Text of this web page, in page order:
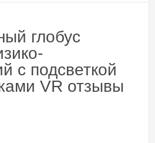
глобус
с подсветкой
VR отзывы